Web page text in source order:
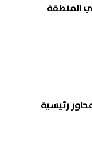
المنطقة